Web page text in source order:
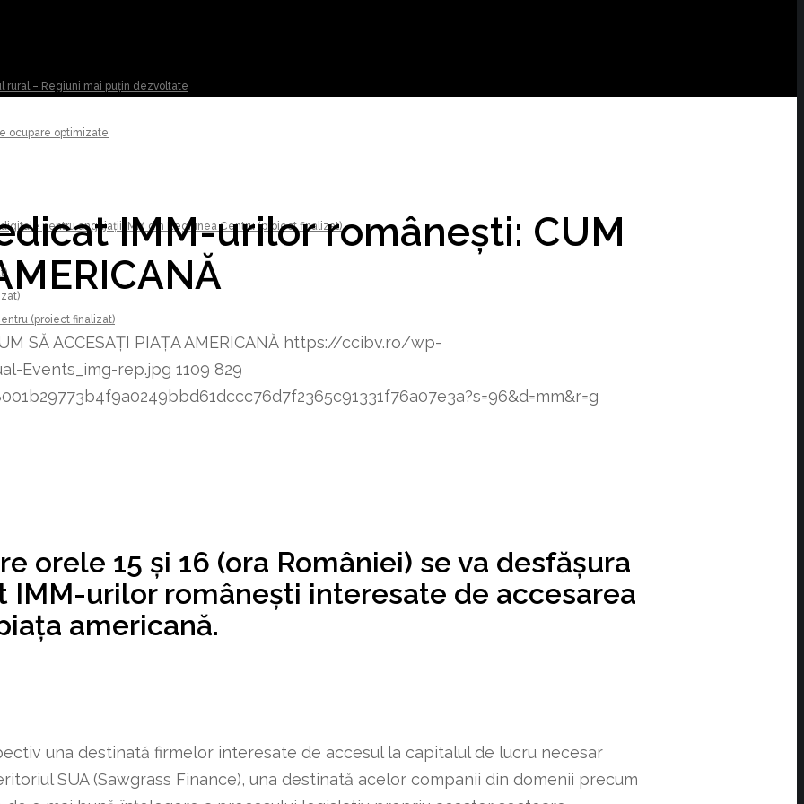
rural – Regiuni mai puțin dezvoltate
ocupare optimizate
pentru angajații IMM din Regiunea Centru (proiect finalizat)
(proiect finalizat)
IMM-urilor românești: CUM
SĂ ACCESAȚI PIAȚA AMERICANĂ https://ccibv.ro/wp-
Events_img-rep.jpg 1109 829
orele 15 și 16 (ora României) se va desfășura
IMM-urilor românești interesate de accesarea
americană.
una destinată firmelor interesate de accesul la capitalul de lucru necesar
SUA (Sawgrass Finance), una destinată acelor companii din domenii precum